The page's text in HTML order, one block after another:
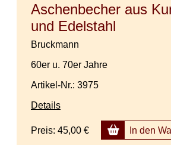
Aschenbecher aus
und Edelstahl
Bruckmann
60er u. 70er Jahre
Artikel-Nr.: 3975
Details
Preis: 45,00 € In den